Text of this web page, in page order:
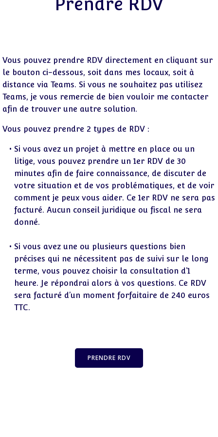
Vous pouvez prendre RDV directement en cliquant sur
le bouton ci-dessous, soit dans mes locaux, soit à
distance via Teams. Si vous ne souhaitez pas utilisez
Teams, je vous remercie de bien vouloir me contacter
afin de trouver une autre solution.
Vous pouvez prendre 2 types de RDV :
Si vous avez un projet à mettre en place ou un
litige, vous pouvez prendre un 1er RDV de 30
minutes afin de faire connaissance, de discuter de
votre situation et de vos problématiques, et de voir
comment je peux vous aider. Ce 1er RDV ne sera pas
facturé. Aucun conseil juridique ou fiscal ne sera
donné.
Si vous avez une ou plusieurs questions bien
précises qui ne nécessitent pas de suivi sur le long
terme, vous pouvez choisir la consultation d’1
heure. Je répondrai alors à vos questions. Ce RDV
sera facturé d’un moment forfaitaire de 240 euros
TTC.
PRENDRE RDV